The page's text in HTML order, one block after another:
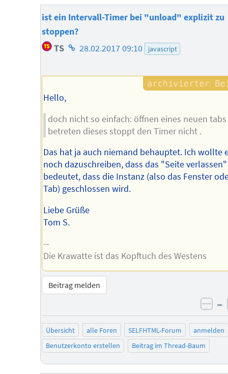
ist ein Intervall-Timer bei "unload" explizit zu
stoppen?
TS Homepage
Autors
28.02.2017 09:10 javascript
Hello,
doch nicht so einfach: öffnen eines neuen
betreten dieses stoppt den Timer nicht .
Das hat ja auch niemand behauptet. Ich wollte
noch dazuschreiben, dass das "Seite
bedeutet, dass die Instanz (also das Fenster
Tab) geschlossen wird.
Liebe Grüße
Tom S.
--
Die Krawatte ist das Kopftuch des Westens
Beitrag melden
–
Übersicht alle Foren SELFHTML-Forum
anmelden
Benutzerkonto erstellen
Beitrag im Thread-Baum